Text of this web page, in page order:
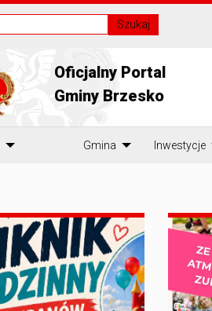
Szukaj
Oficjalny Portal
Gminy Brzesko
Gmina Inwestycje